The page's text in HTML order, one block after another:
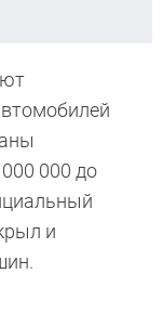
000 до
и